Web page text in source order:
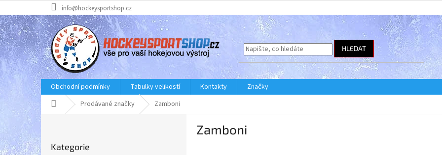
na
obsah
info@hockeysportshop.cz
HLEDAT
Obchodní podmínky Tabulky velikostí Kontakty
Značky
Domů Prodávané značky Zamboni
P
kategorie
Kategorie
Zamboni